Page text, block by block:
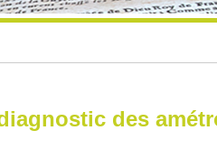
des